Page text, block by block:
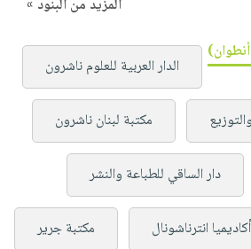
المزيد من البنود »
الدار العربية للعلوم ناشرون
مكتبة لبنان ناشرون
دار الساقي للطباعة والنشر
أكاديميا انترناشونال مكتبة جرير